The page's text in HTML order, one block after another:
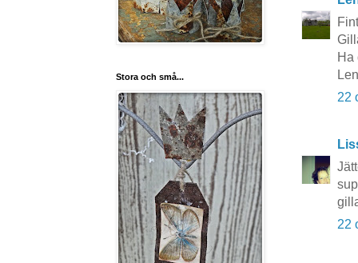
Ha
22
22
Stora och små...